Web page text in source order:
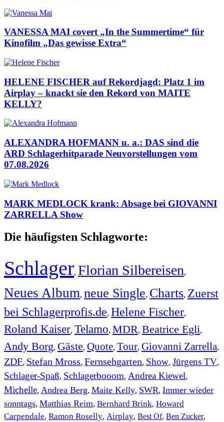
VANESSA MAI covert „In the Summertime“ für
Kinofilm „Das gewisse Extra“
HELENE FISCHER auf Rekordjagd: Platz 1 im
Airplay – knackt sie den Rekord von MAITE
KELLY?
ALEXANDRA HOFMANN u. a.: DAS sind die
ARD Schlagerhitparade Neuvorstellungen vom
07.08.2026
MARK MEDLOCK krank: Absage bei GIOVANNI
ZARRELLA Show
Die häufigsten Schlagworte:
Schlager, Florian Silbereisen,
Neues Album, neue Single, Charts, Zuerst
bei Schlagerprofis.de, Helene Fischer,
Roland Kaiser, Telamo, MDR, Beatrice Egli,
Andy Borg, Gäste, Quote, Tour, Giovanni Zarrella,
ZDF, Stefan Mross, Fernsehgarten, Show, Jürgens TV,
Schlager-Spaß, Schlagerbooom, Andrea Kiewel,
Michelle, Andrea Berg, Maite Kelly, SWR, Immer wieder
sonntags, Matthias Reim, Bernhard Brink, Howard
Carpendale, Ramon Roselly, Airplay, Best Of, Ben Zucker,